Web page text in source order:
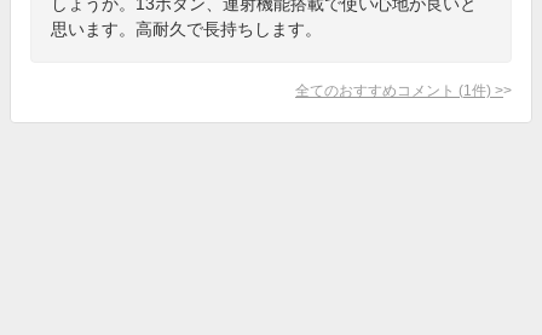
思います。高耐久で長持ちします。
全てのおすすめコメント (1 件) >